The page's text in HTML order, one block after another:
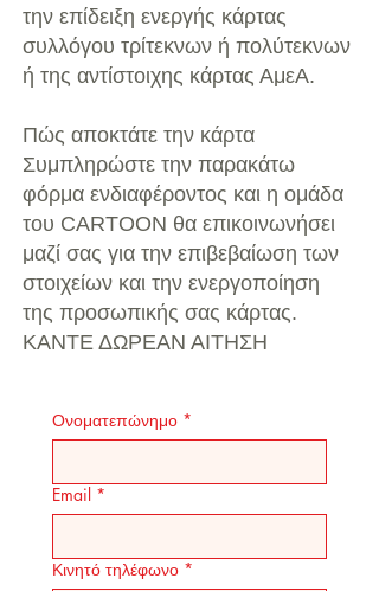
την επίδειξη ενεργής κάρτας
συλλόγου τρίτεκνων ή πολύτεκνων
ή της αντίστοιχης κάρτας ΑμεΑ.
Πώς αποκτάτε την κάρτα
Συμπληρώστε την παρακάτω
φόρμα ενδιαφέροντος και η ομάδα
του CARTOON θα επικοινωνήσει
μαζί σας για την επιβεβαίωση των
στοιχείων και την ενεργοποίηση
της προσωπικής σας κάρτας.
ΚΑΝΤΕ ΔΩΡΕΑΝ ΑΙΤΗΣΗ
Ονοματεπώνημο *
Email *
Κινητό τηλέφωνο *